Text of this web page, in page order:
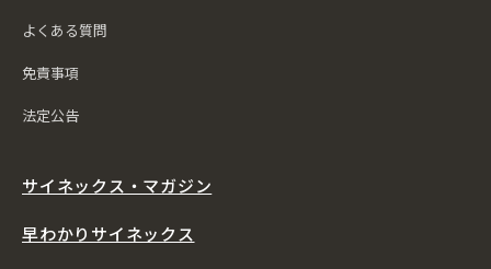
よくある質問
免責事項
法定公告
サイネックス・マガジン
早わかりサイネックス